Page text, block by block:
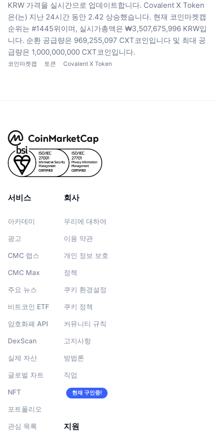
KRW 가격을 실시간으로 업데이트합니다. Covalent X Token
은(는) 지난 24시간 동안 2.42 상승했습니다. 현재 코인마켓캡
순위는 #1445위이며, 실시가총액은 ₩3,507,675,996 KRW입
니다. 순환 공급량은 969,255,097 CXT코인입니다 및 최대 공
급량은 1,000,000,000 CXT코인입니다.
코인마켓캡 토큰 Covalent X Token
서비스
아카데미
광고
CMC 랩스
CMC Max
주요 뉴스
비트코인 ETF
암호화폐 API
DexScan
실제 자산
글로벌 차트
NFT
포트폴리오
관심 목록
회사
우리에 대하여
이용 약관
개인 정보 보호
정책
쿠키 환경설정
쿠키 정책
커뮤니티 규칙
고지사항
방법론
직업
현재 구인중!
지원